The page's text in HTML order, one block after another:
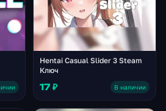
Hentai Casual Slider 3 Steam
Ключ
17 ₽ В наличии